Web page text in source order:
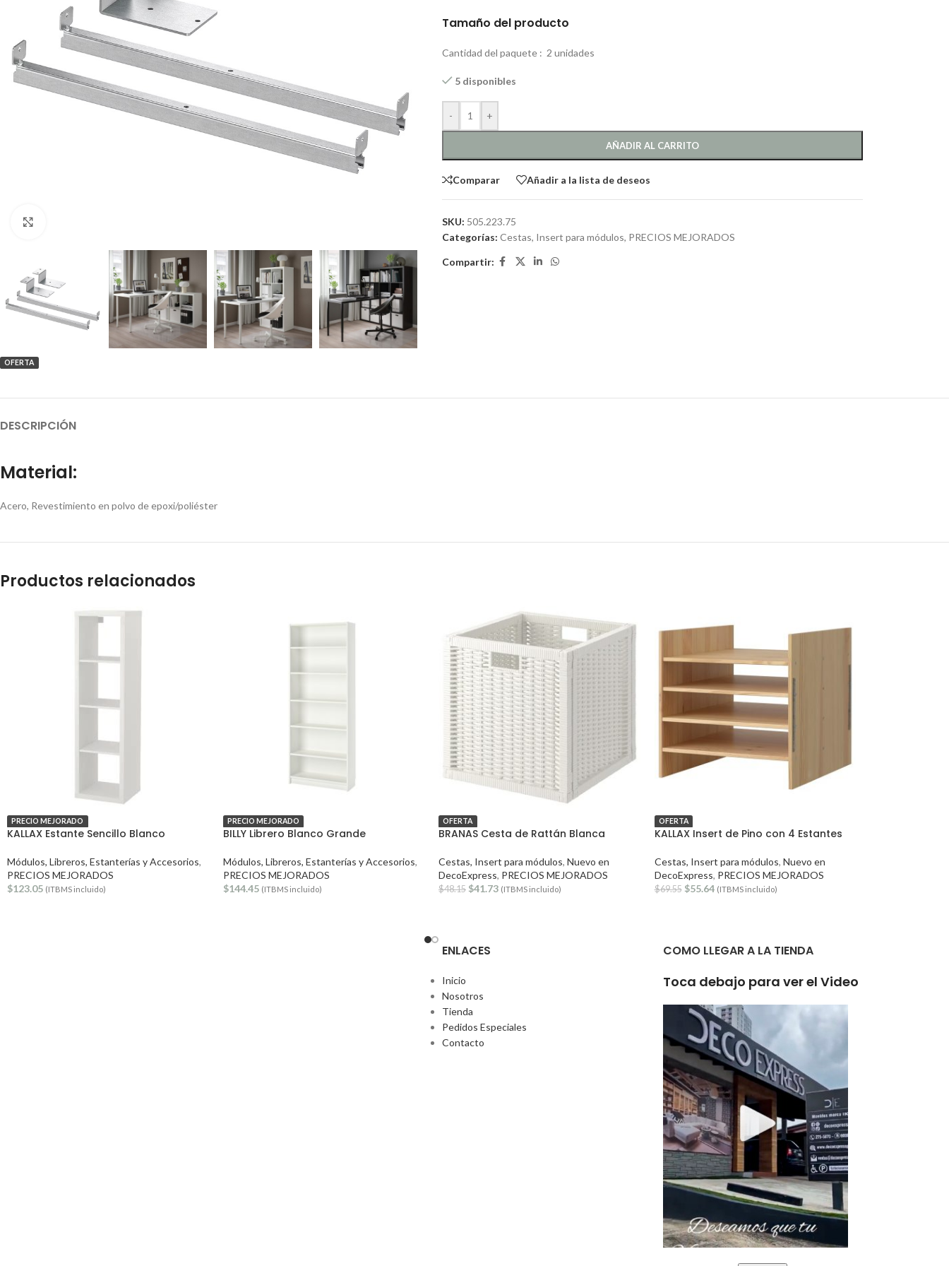
OFERTA
Tamaño del producto
Cantidad del paquete : 2 unidades
5 disponibles
- +
AÑADIR AL CARRITO
Comparar Añadir a la lista de deseos
SKU: 505.223.75
Categorías: Cestas, Insert para módulos, PRECIOS MEJORADOS
Compartir:
DESCRIPCIÓN
Material:
Acero, Revestimiento en polvo de epoxi/poliéster
Productos relacionados
PRECIO MEJORADO
KALLAX Estante Sencillo Blanco
Módulos, Libreros, Estanterías y Accesorios,
PRECIOS MEJORADOS
$123.05 (ITBMS incluido)
PRECIO MEJORADO
BILLY Librero Blanco Grande
Módulos, Libreros, Estanterías y Accesorios,
PRECIOS MEJORADOS
$144.45 (ITBMS incluido)
OFERTA
BRANAS Cesta de Rattán Blanca
Cestas, Insert para módulos, Nuevo en
DecoExpress, PRECIOS MEJORADOS
$48.15 $41.73 (ITBMS incluido)
OFERTA
KALLAX Insert de Pino con 4 Estantes
Cestas, Insert para módulos, Nuevo en
DecoExpress, PRECIOS MEJORADOS
$69.55 $55.64 (ITBMS incluido)
ENLACES
Inicio
Nosotros
Tienda
Pedidos Especiales
Contacto
COMO LLEGAR A LA TIENDA
Toca debajo para ver el Video